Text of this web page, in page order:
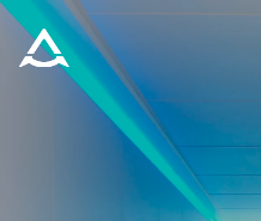
PRODUITS
OUTILS ET DOCUMENTS